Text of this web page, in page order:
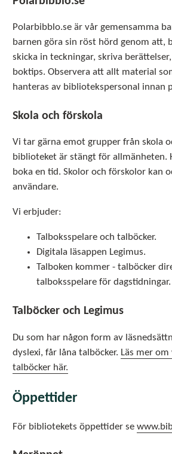
Polarbibblo.se är vår gemensamma
barnen göra sin röst hörd genom att,
skicka in teckningar, skriva
boktips. Observera att allt material
hanteras av bibliotekspersonal innan
Skola och förskola
Vi tar gärna emot grupper från skola
biblioteket är stängt för allmänheten.
boka en tid. Skolor och förskolor kan
användare.
Vi erbjuder:
Talboksspelare och talböcker.
Digitala läsappen Legimus.
Talboken kommer - talböcker
talboksspelare för dagstidningar.
Talböcker och Legimus
Du som har någon form av
dyslexi, får låna talböcker. Läs mer
talböcker här.
Öppettider
För bibliotekets öppettider se